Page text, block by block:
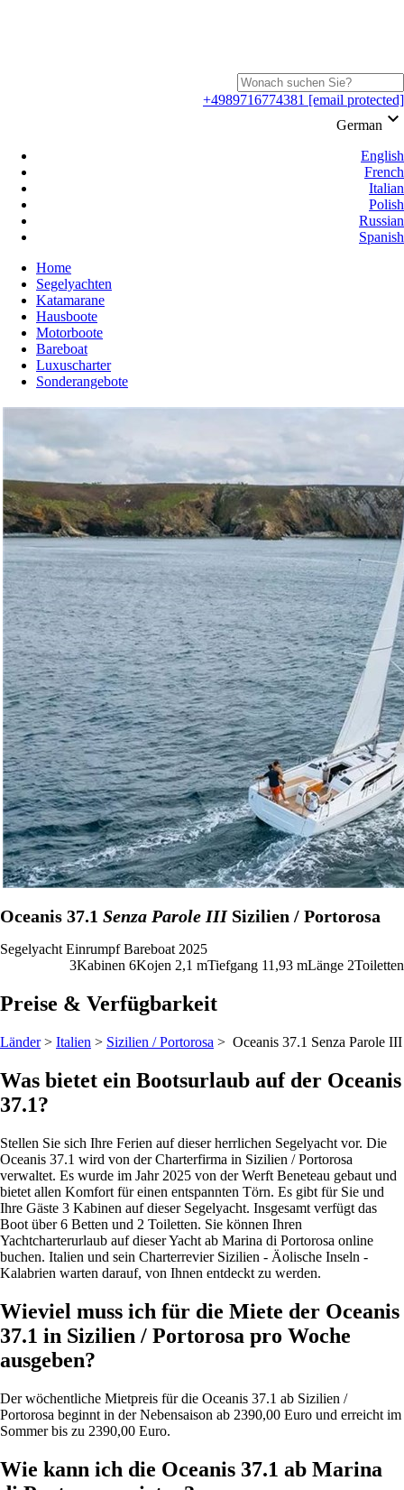
+4989716774381 [email protected]
German keyboard_arrow_down
English
French
Italian
Polish
Russian
Spanish
Home
Segelyachten
Katamarane
Hausboote
Motorboote
Bareboat
Luxuscharter
Sonderangebote
Oceanis 37.1 Senza Parole III Sizilien / Portorosa
Segelyacht Einrumpf Bareboat 2025
3Kabinen 6Kojen 2,1 mTiefgang 11,93 mLänge 2Toiletten
Preise & Verfügbarkeit
Länder> Italien > Sizilien / Portorosa > Oceanis 37.1 Senza Parole III
Was bietet ein Bootsurlaub auf der Oceanis
37.1?
Stellen Sie sich Ihre Ferien auf dieser herrlichen Segelyacht vor. Die
Oceanis 37.1 wird von der Charterfirma in Sizilien / Portorosa
verwaltet. Es wurde im Jahr 2025 von der Werft Beneteau gebaut und
bietet allen Komfort für einen entspannten Törn. Es gibt für Sie und
Ihre Gäste 3 Kabinen auf dieser Segelyacht. Insgesamt verfügt das
Boot über 6 Betten und 2 Toiletten. Sie können Ihren
Yachtcharterurlaub auf dieser Yacht ab Marina di Portorosa online
buchen. Italien und sein Charterrevier Sizilien - Äolische Inseln -
Kalabrien warten darauf, von Ihnen entdeckt zu werden.
Wieviel muss ich für die Miete der Oceanis
37.1 in Sizilien / Portorosa pro Woche
ausgeben?
Der wöchentliche Mietpreis für die Oceanis 37.1 ab Sizilien /
Portorosa beginnt in der Nebensaison ab 2390,00 Euro und erreicht im
Sommer bis zu 2390,00 Euro.
Wie kann ich die Oceanis 37.1 ab Marina